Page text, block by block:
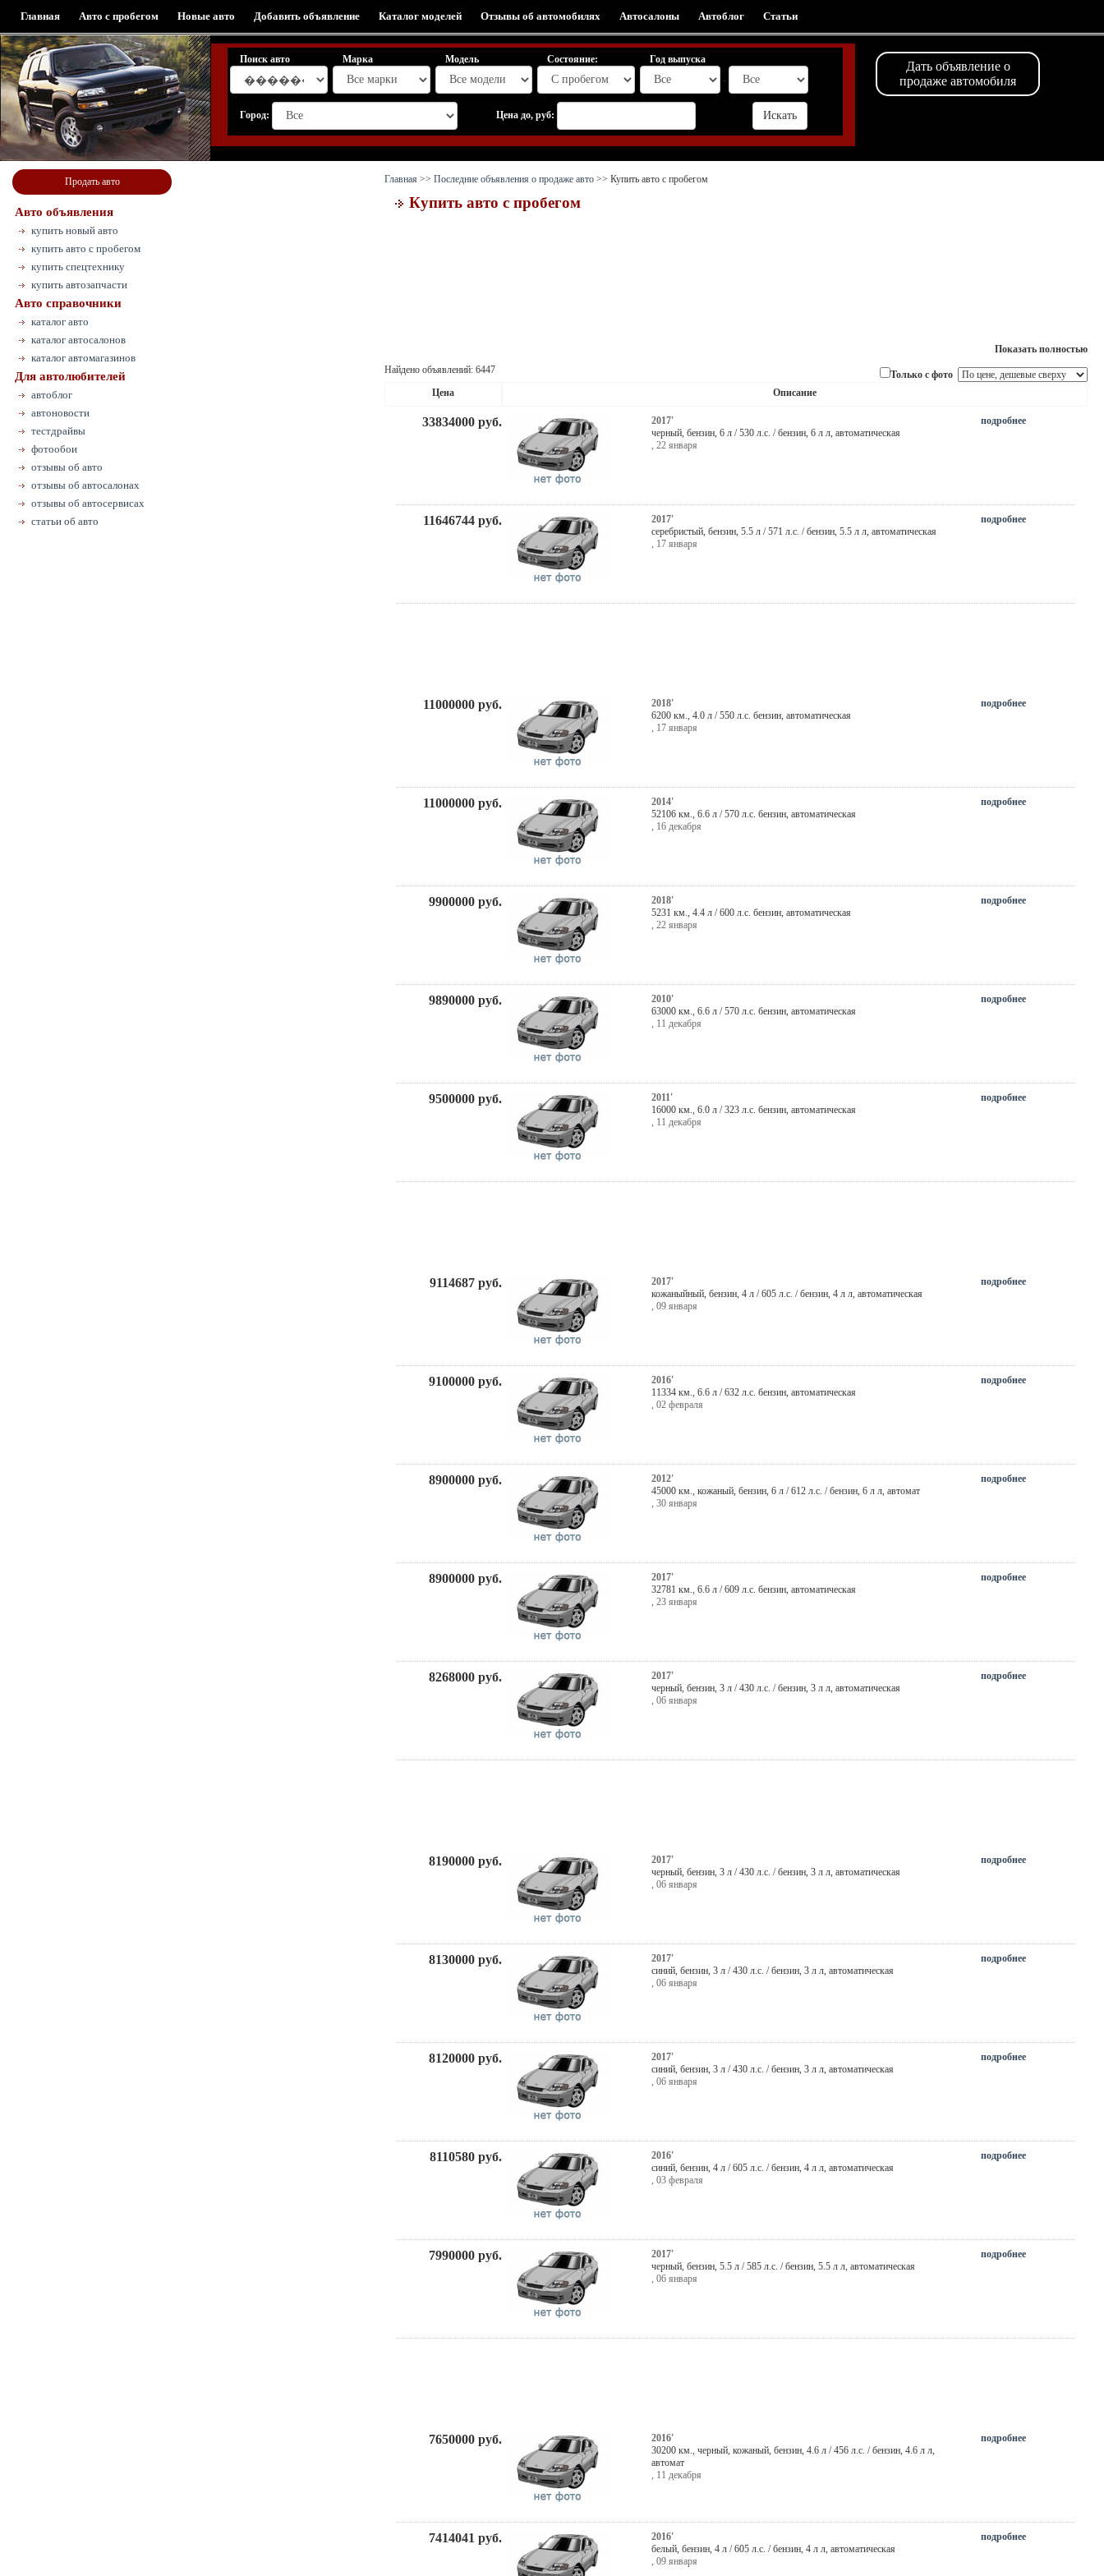
Главная Авто с пробегом Новые авто Добавить объявление Каталог моделей Отзывы об автомобилях Автосалоны Автоблог Статьи
Поиск авто Марка Модель Состояние:
Год выпуска
-
Город: Цена до, руб:
Дать объявление о
продаже автомобиля
Продать авто
Авто объявления
купить новый авто
купить авто с пробегом
купить спецтехнику
купить автозапчасти
Авто справочники
каталог авто
каталог автосалонов
каталог автомагазинов
Для автолюбителей
автоблог
автоновости
тестдрайвы
фотообои
отзывы об авто
отзывы об автосалонах
отзывы об автосервисах
статьи об авто
Главная >> Последние объявления о продаже авто >> Купить авто с пробегом
Купить авто с пробегом
Показать полностью
Найдено объявлений: 6447
Только с фото
Цена
Описание
33834000руб.
2017'
черный, бензин, 6 л / 530 л.с. / бензин, 6 л л, автоматическая
, 22 января
подробнее
11646744руб.
2017'
серебристый, бензин, 5.5 л / 571 л.с. / бензин, 5.5 л л, автоматическая
, 17 января
подробнее
11000000руб.
2018'
6200 км., 4.0 л / 550 л.с. бензин, автоматическая
, 17 января
подробнее
11000000руб.
2014'
52106 км., 6.6 л / 570 л.с. бензин, автоматическая
, 16 декабря
подробнее
9900000руб.
2018'
5231 км., 4.4 л / 600 л.с. бензин, автоматическая
, 22 января
подробнее
9890000руб.
2010'
63000 км., 6.6 л / 570 л.с. бензин, автоматическая
, 11 декабря
подробнее
9500000руб.
2011'
16000 км., 6.0 л / 323 л.с. бензин, автоматическая
, 11 декабря
подробнее
9114687руб.
2017'
кожаныйный, бензин, 4 л / 605 л.с. / бензин, 4 л л, автоматическая
, 09 января
подробнее
9100000руб.
2016'
11334 км., 6.6 л / 632 л.с. бензин, автоматическая
, 02 февраля
подробнее
8900000руб.
2012'
45000 км., кожаный, бензин, 6 л / 612 л.с. / бензин, 6 л л, автомат
, 30 января
подробнее
8900000руб.
2017'
32781 км., 6.6 л / 609 л.с. бензин, автоматическая
, 23 января
подробнее
8268000руб.
2017'
черный, бензин, 3 л / 430 л.с. / бензин, 3 л л, автоматическая
, 06 января
подробнее
8190000руб.
2017'
черный, бензин, 3 л / 430 л.с. / бензин, 3 л л, автоматическая
, 06 января
подробнее
8130000руб.
2017'
синий, бензин, 3 л / 430 л.с. / бензин, 3 л л, автоматическая
, 06 января
подробнее
8120000руб.
2017'
синий, бензин, 3 л / 430 л.с. / бензин, 3 л л, автоматическая
, 06 января
подробнее
8110580руб.
2016'
синий, бензин, 4 л / 605 л.с. / бензин, 4 л л, автоматическая
, 03 февраля
подробнее
7990000руб.
2017'
черный, бензин, 5.5 л / 585 л.с. / бензин, 5.5 л л, автоматическая
, 06 января
подробнее
7650000руб.
2016'
30200 км., черный, кожаный, бензин, 4.6 л / 456 л.с. / бензин, 4.6 л л,
автомат
, 11 декабря
подробнее
7414041 руб.
2016'
белый, бензин, 4 л / 605 л.с. / бензин, 4 л л, автоматическая
, 09 января
подробнее